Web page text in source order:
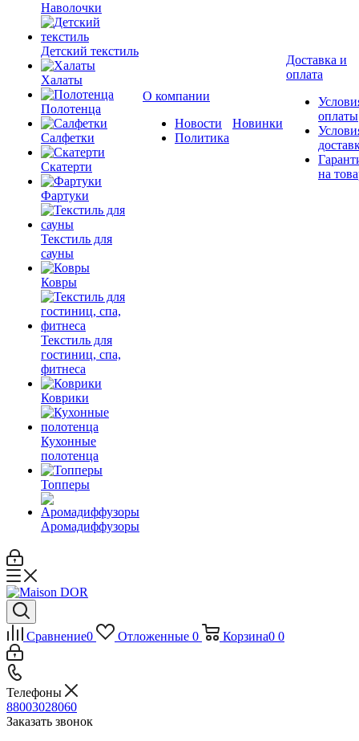
Наволочки
Детский текстиль
Халаты
Полотенца
Салфетки
Скатерти
Фартуки
Текстиль для
сауны
Ковры
Текстиль для
гостиниц, спа,
фитнеса
Коврики
Кухонные
полотенца
Топперы
Аромадиффузоры
О компании
Новости
Политика
Новинки
Доставка и
оплата
оплаты
на
Сравнение0 Отложенные 0 Корзина0 0
Телефоны
88003028060
Заказать звонок